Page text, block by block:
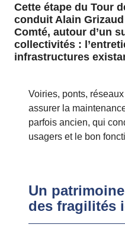
Cette étape du Tour
conduit Alain
Comté, autour d’un
collectivités :
infrastructures
Voiries, ponts,
assurer la
parfois ancien, qui
usagers et le bon
Un
des fragilités